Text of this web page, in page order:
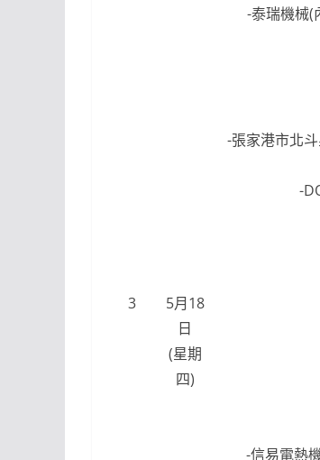
-泰瑞機械(
-張家港市北
-
3
5月18
日
(星期
四)
-信易電熱